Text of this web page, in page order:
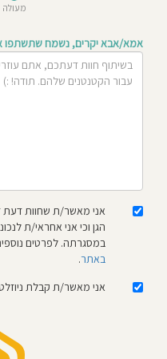
מעולה
אמא/אבא יקרים, נשמח שתשתפו
אני מאשר/ת שחוות דעת
הגן וכי אני אחראי/ת
במסגרתה. לפרטים
באתר.
אני מאשר/ת קבלת